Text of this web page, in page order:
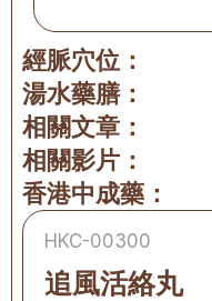
經脈穴位：
湯水藥膳：
相關文章：
相關影片：
香港中成藥：
HKC-00300
追風活絡丸